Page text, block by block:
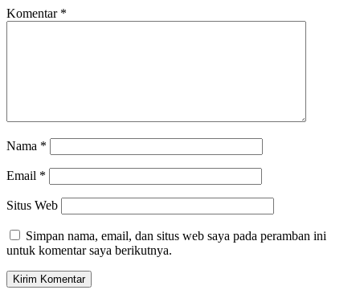
Komentar *
Nama *
Email *
Situs Web
Simpan nama, email, dan situs web saya pada peramban ini
untuk komentar saya berikutnya.